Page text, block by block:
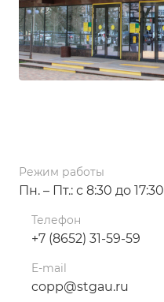
Режим работы
Пн. – Пт.: с 8:30 до 17:30
Телефон
+7 (8652) 31-59-59
E-mail
copp@stgau.ru